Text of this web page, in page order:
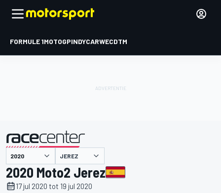
FORMULE 1MOTOGPINDYCARWECDTM
gepresenteerd door JEREZ
2020 Moto2 Jerez
17 jul 2020 tot 19 jul 2020